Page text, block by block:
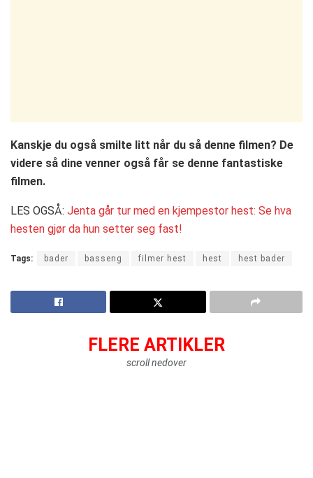
Kanskje du også smilte litt når du så denne filmen? De
videre så dine venner også får se denne fantastiske
filmen.
LES OGSÅ: Jenta går tur med en kjempestor hest: Se hva
hesten gjør da hun setter seg fast!
Tags: bader basseng filmer hest hest hest bader
FLERE ARTIKLER
scroll nedover